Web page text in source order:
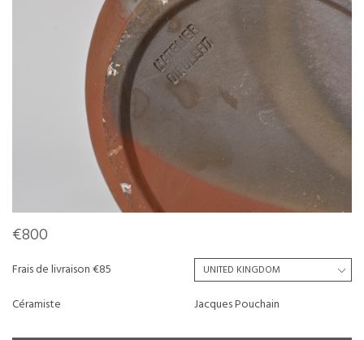
€800
Frais de livraison €85
Céramiste
Jacques Pouchain